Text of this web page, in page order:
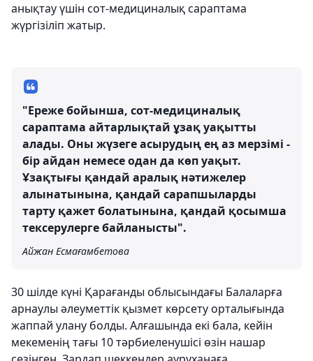
анықтау үшін сот-медициналық сараптама
жүргізіліп жатыр.
"Ереже бойынша, сот-медициналық
сараптама айтарлықтай ұзақ уақытты
алады. Оны жүзеге асырудың ең аз мерзімі -
бір айдан немесе одан да көп уақыт.
Ұзақтығы қандай аралық нәтижелер
алынатынына, қандай сарапшыларды
тарту қажет болатынына, қандай қосымша
тексерулерге байланысты".
Айжан Есмағамбетова
30 шілде күні Қарағанды ​​облысындағы Балаларға
арнаулы әлеуметтік қызмет көрсету орталығында
жаппай улану болды. Алғашында екі бала, кейін
мекеменің тағы 10 тәрбиеленушісі өзін нашар